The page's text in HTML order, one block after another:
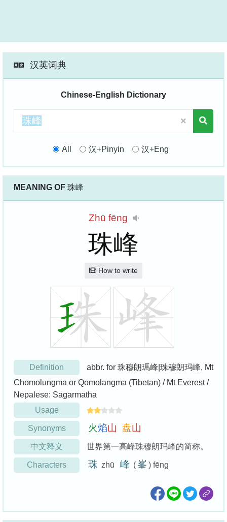
汉英词典
Chinese-English Dictionary
All 汉+Pinyin 汉+Eng
MEANING OF 珠峰
Zhū fēng
珠峰
How to write
Definition
abbr. for 珠穆朗瑪峰|珠穆朗玛峰, Mt
Chomolungma or Qomolangma (Tibetan) / Mt Everest /
Nepalese: Sagarmatha
Usage
Synonyms 火焰山 盘山
中文释义 世界第一高峰珠穆朗玛峰的简称。
Characters 珠 zhū 峰 (峯 ) fēng